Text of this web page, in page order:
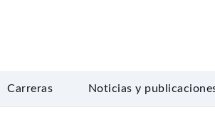
Carreras Noticias y